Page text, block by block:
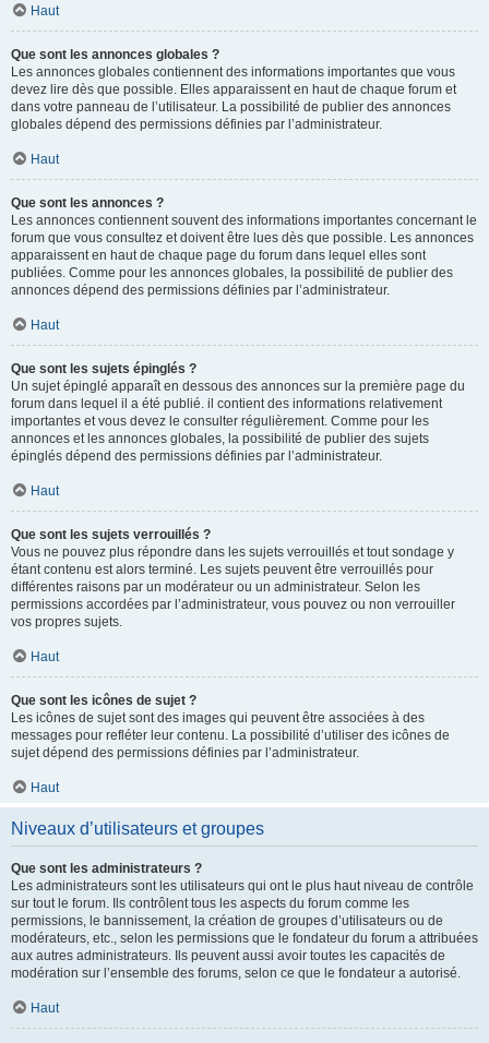
Haut
Que sont les annonces globales ?
Les annonces globales contiennent des informations importantes que vous
devez lire dès que possible. Elles apparaissent en haut de chaque forum et
dans votre panneau de l’utilisateur. La possibilité de publier des annonces
globales dépend des permissions définies par l’administrateur.
Haut
Que sont les annonces ?
Les annonces contiennent souvent des informations importantes concernant le
forum que vous consultez et doivent être lues dès que possible. Les annonces
apparaissent en haut de chaque page du forum dans lequel elles sont
publiées. Comme pour les annonces globales, la possibilité de publier des
annonces dépend des permissions définies par l’administrateur.
Haut
Que sont les sujets épinglés ?
Un sujet épinglé apparaît en dessous des annonces sur la première page du
forum dans lequel il a été publié. il contient des informations relativement
importantes et vous devez le consulter régulièrement. Comme pour les
annonces et les annonces globales, la possibilité de publier des sujets
épinglés dépend des permissions définies par l’administrateur.
Haut
Que sont les sujets verrouillés ?
Vous ne pouvez plus répondre dans les sujets verrouillés et tout sondage y
étant contenu est alors terminé. Les sujets peuvent être verrouillés pour
différentes raisons par un modérateur ou un administrateur. Selon les
permissions accordées par l’administrateur, vous pouvez ou non verrouiller
vos propres sujets.
Haut
Que sont les icônes de sujet ?
Les icônes de sujet sont des images qui peuvent être associées à des
messages pour refléter leur contenu. La possibilité d’utiliser des icônes de
sujet dépend des permissions définies par l’administrateur.
Haut
Niveaux d’utilisateurs et groupes
Que sont les administrateurs ?
Les administrateurs sont les utilisateurs qui ont le plus haut niveau de contrôle
sur tout le forum. Ils contrôlent tous les aspects du forum comme les
permissions, le bannissement, la création de groupes d’utilisateurs ou de
modérateurs, etc., selon les permissions que le fondateur du forum a attribuées
aux autres administrateurs. Ils peuvent aussi avoir toutes les capacités de
modération sur l’ensemble des forums, selon ce que le fondateur a autorisé.
Haut